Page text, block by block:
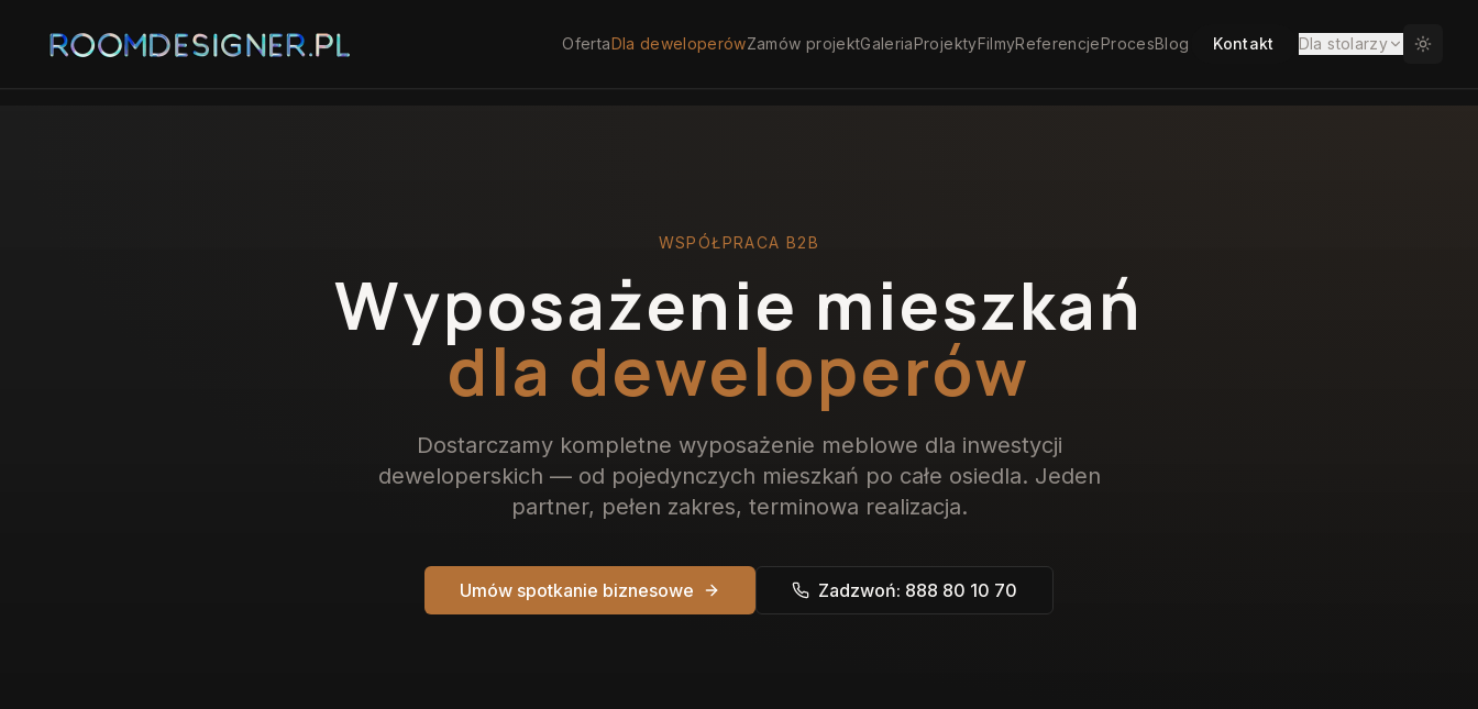
OfertaDla deweloperówZamów projektGaleriaProjektyFilmyReferencjeProcesBlog Kontakt Dla stolarzy
WSPÓŁPRACA B2B
Wyposażenie mieszkań
dla deweloperów
Dostarczamy kompletne wyposażenie meblowe dla inwestycji
deweloperskich — od pojedynczych mieszkań po całe osiedla. Jeden
partner, pełen zakres, terminowa realizacja.
Umów spotkanie biznesowe Zadzwoń: 888 80 10 70